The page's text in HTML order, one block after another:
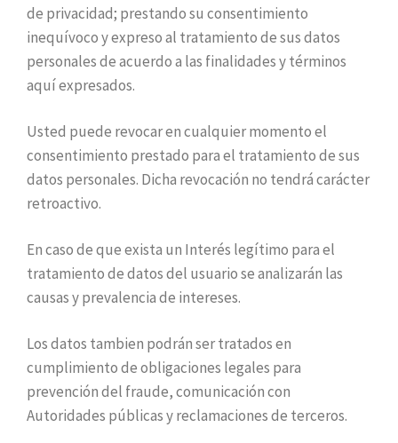
de privacidad; prestando su consentimiento
inequívoco y expreso al tratamiento de sus datos
personales de acuerdo a las finalidades y términos
aquí expresados.
Usted puede revocar en cualquier momento el
consentimiento prestado para el tratamiento de sus
datos personales. Dicha revocación no tendrá carácter
retroactivo.
En caso de que exista un Interés legítimo para el
tratamiento de datos del usuario se analizarán las
causas y prevalencia de intereses.
Los datos tambien podrán ser tratados en
cumplimiento de obligaciones legales para
prevención del fraude, comunicación con
Autoridades públicas y reclamaciones de terceros.